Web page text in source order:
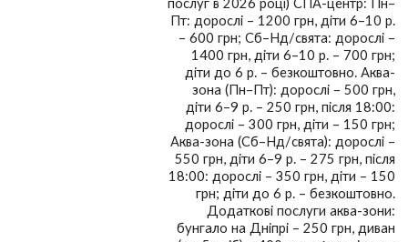
Пт: дорослі – 1200 грн, діти 6–10 р.
– 600 грн; Сб–Нд/свята: дорослі –
1400 грн, діти 6–10 р. – 700 грн;
діти до 6 р. – безкоштовно. Аква-
зона (Пн–Пт): дорослі – 500 грн,
діти 6–9 р. – 250 грн, після 18:00:
дорослі – 300 грн, діти – 150 грн;
Аква-зона (Сб–Нд/свята): дорослі –
550 грн, діти 6–9 р. – 275 грн, після
18:00: дорослі – 350 грн, діти – 150
грн; діти до 6 р. – безкоштовно.
Додаткові послуги аква-зони:
бунгало на Дніпрі – 250 грн, диван